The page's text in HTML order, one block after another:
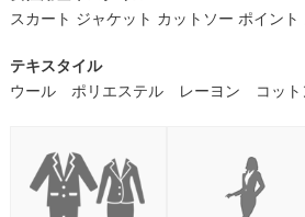
スカート ジャケット カットソー ポイント
テキスタイル
ウール ポリエステル レーヨン コット